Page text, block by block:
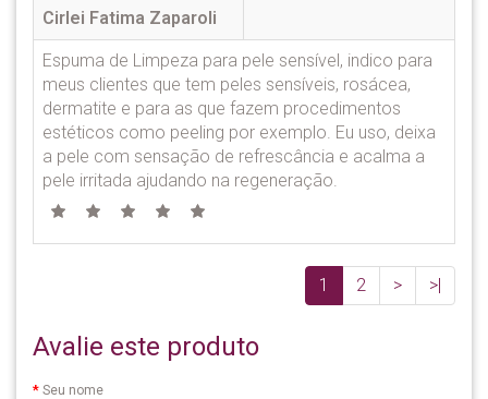
Cirlei Fatima Zaparoli
Espuma de Limpeza para pele sensível, indico para
meus clientes que tem peles sensíveis, rosácea,
dermatite e para as que fazem procedimentos
estéticos como peeling por exemplo. Eu uso, deixa
a pele com sensação de refrescância e acalma a
pele irritada ajudando na regeneração.
1 2 > >|
Avalie este produto
Seu nome